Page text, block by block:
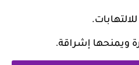
ويمنحها إشراقة.